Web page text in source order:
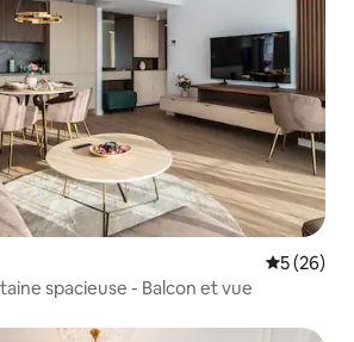
5 (26)
spacieuse - Balcon et vue